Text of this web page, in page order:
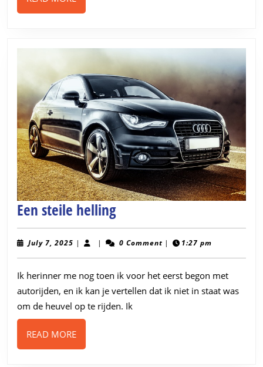
een
andere
huidskleur
MORE
Een steile hellingEen
steile
helling
July 7, 2025 July
| | 0 Comment | 1:27 pm
Ik herinner me nog toen ik voor het eerst begon met
autorijden, en ik kan je vertellen dat ik niet in staat was
om de heuvel op te rijden. Ik
READ MOREREAD
MORE